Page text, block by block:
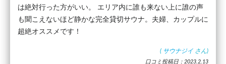
は絶対行った方がいい。 エリア内に誰も来ない上に誰の声
も聞こえないほど静かな完全貸切サウナ。夫婦、カップルに
超絶オススメです！
( サウナジイ さん)
口コミ投稿日：2023.2.13